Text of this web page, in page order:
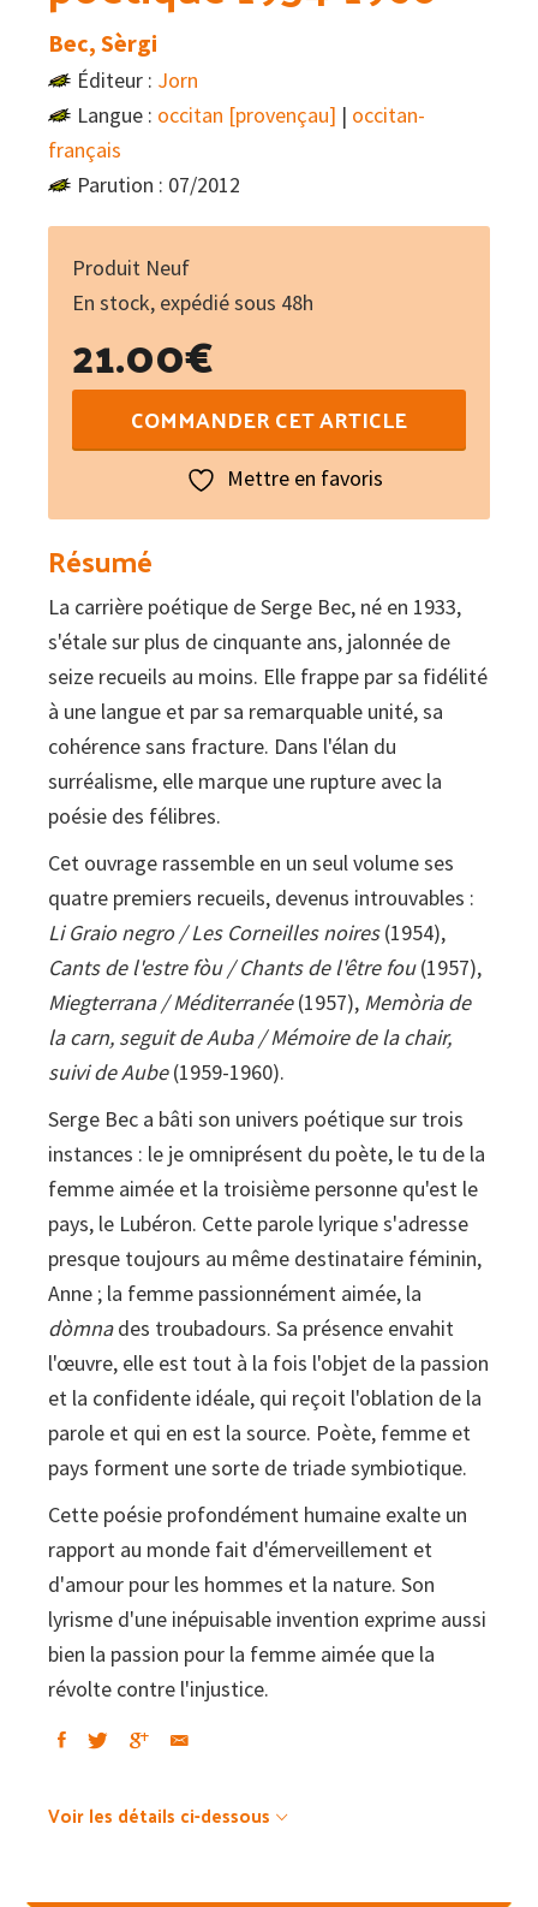
Bec, Sèrgi
Éditeur : Jorn
Langue : occitan [provençau] | occitan-
français
Parution : 07/2012
Produit Neuf
En stock, expédié sous 48h
21.00€
-
Œuvre
poétique
1954-
1960
COMMANDER CET ARTICLE
Mettre en favoris
Résumé
La carrière poétique de Serge Bec, né en 1933,
s'étale sur plus de cinquante ans, jalonnée de
seize recueils au moins. Elle frappe par sa fidélité
à une langue et par sa remarquable unité, sa
cohérence sans fracture. Dans l'élan du
surréalisme, elle marque une rupture avec la
poésie des félibres.
Cet ouvrage rassemble en un seul volume ses
quatre premiers recueils, devenus introuvables :
Li Graio negro / Les Corneilles noires(1954),
Cants de l'estre fòu / Chants de l'être fou(1957),
Miegterrana / Méditerranée(1957), Memòria de
la carn, seguit de Auba / Mémoire de la chair,
suivi de Aube(1959-1960).
Serge Bec a bâti son univers poétique sur trois
instances : le je omniprésent du poète, le tu de la
femme aimée et la troisième personne qu'est le
pays, le Lubéron. Cette parole lyrique s'adresse
presque toujours au même destinataire féminin,
Anne ; la femme passionnément aimée, la
dòmnades troubadours. Sa présence envahit
l'œuvre, elle est tout à la fois l'objet de la passion
et la confidente idéale, qui reçoit l'oblation de la
parole et qui en est la source. Poète, femme et
pays forment une sorte de triade symbiotique.
Cette poésie profondément humaine exalte un
rapport au monde fait d'émerveillement et
d'amour pour les hommes et la nature. Son
lyrisme d'une inépuisable invention exprime aussi
bien la passion pour la femme aimée que la
révolte contre l'injustice.
Voir les détails ci-dessous